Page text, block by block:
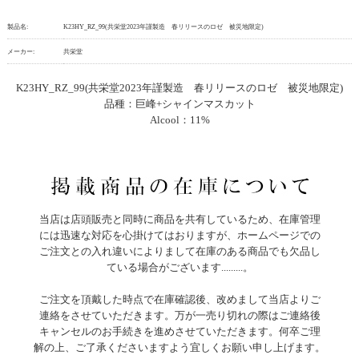
製品名: K23HY_RZ_99(共栄堂2023年謹製造 春リリースのロゼ 被災地限定)
メーカー: 共栄堂
K23HY_RZ_99(共栄堂2023年謹製造 春リリースのロゼ 被災地限定)
品種：巨峰+シャインマスカット
Alcool：11%
当店は店頭販売と同時に商品を共有しているため、在庫管理
には迅速な対応を心掛けてはおりますが、ホームページでの
ご注文との入れ違いによりまして在庫のある商品でも欠品し
ている場合がございます.........。
ご注文を頂戴した時点で在庫確認後、改めまして当店よりご
連絡をさせていただきます。万が一売り切れの際はご連絡後
キャンセルのお手続きを進めさせていただきます。何卒ご理
解の上、ご了承くださいますよう宜しくお願い申し上げます。